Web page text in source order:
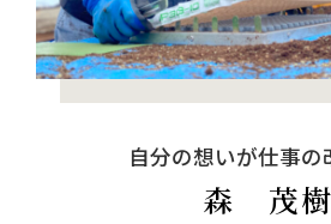
自分の想いが仕事の
森 茂樹